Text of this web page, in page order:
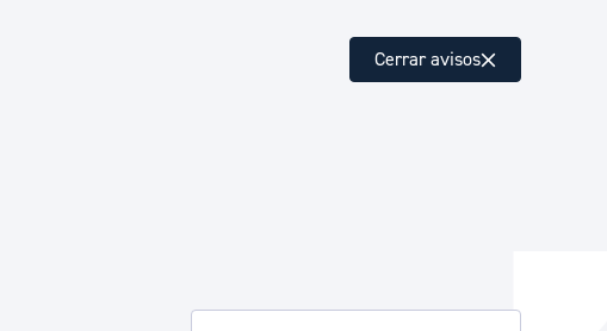
residuos y medioambiente
Cerrar avisos